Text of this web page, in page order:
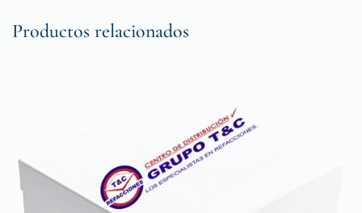
Productos relacionados